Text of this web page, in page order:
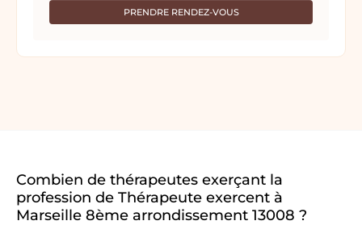
PRENDRE RENDEZ-VOUS
Combien de thérapeutes exerçant la
profession de Thérapeute exercent à
Marseille 8ème arrondissement 13008 ?